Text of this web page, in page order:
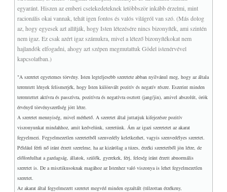
egyaránt. Hiszen az emberi cselekedeteknek letöbbször inkább érzelmi, mint
racionális okai vannak, tehát igen fontos és valós világról van szó. (Más dolog
az, hogy egyesek azt allítják, hogy Isten létezésére nincs bizonyíték, ami szintén
nem igaz. Ez csak azért igaz számukra, mivel a létező bizonyítékokat nem
hajlandók elfogadni, ahogy azt szépen megmutattuk Gödel istenérvével
kapcsolatban.)
"A szeretet egyetemes törvény. Isten legteljesebb szeretete abban nyilvánul meg, hogy az általa
teremtett lények felismerjék, hogy Isten különvált pozitív és negatív részre. Eszerint minden
teremtettet aktívra és passzívra, pozitívra és negatívra osztott (jang/jin), amivel abszolút, örök
érvényű törvényszerűség jött létre.
A szeretet mennyiség, mivel mérhető. A szeretet által juttatjuk kifejezésre pozitív
viszonyunkat mindahhoz, amit kedvelünk, szeretünk. Ám az igazi szeretetet az akarat
fegyelmezi. Fegyelmezetlen szeretetből szenvedély keletkezhet, vagyis szenvedélyes szeretet.
Például férfi nő iránt érzett szerelme, ha az kizárólag a tüzes, érzéki szeretetből jön létre, de
előfordulhat a gazdagság, állatok, szülők, gyerekek, férj, feleség iránt érzett abnormális
szeretet is. De a misztikusoknak magához az Istenhez való viszonya is lehet fegyelmezetlen
szeretet.
Az akarat által fegyelmezett szeretet megvéd minden egzaltált (túlzottan érzékeny,